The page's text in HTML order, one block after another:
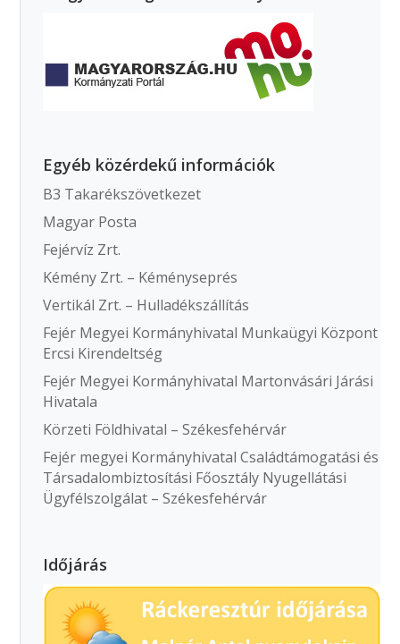
Egyéb közérdekű információk
B3 Takarékszövetkezet
Magyar Posta
Fejérvíz Zrt.
Kémény Zrt. – Kéményseprés
Vertikál Zrt. – Hulladékszállítás
Fejér Megyei Kormányhivatal Munkaügyi Központ
Ercsi Kirendeltség
Fejér Megyei Kormányhivatal Martonvásári Járási
Hivatala
Körzeti Földhivatal – Székesfehérvár
Fejér megyei Kormányhivatal Családtámogatási és
Társadalombiztosítási Főosztály Nyugellátási
Ügyfélszolgálat – Székesfehérvár
Időjárás